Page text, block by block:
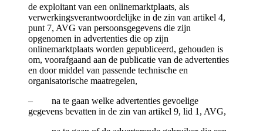
de exploitant van een onlinemarktplaats, als
verwerkingsverantwoordelijke in de zin van artikel 4,
punt 7, AVG van persoonsgegevens die zijn
opgenomen in advertenties die op zijn
onlinemarktplaats worden gepubliceerd, gehouden is
om, voorafgaand aan de publicatie van de advertenties
en door middel van passende technische en
organisatorische maatregelen,
– na te gaan welke advertenties gevoelige
gegevens bevatten in de zin van artikel 9, lid 1, AVG,